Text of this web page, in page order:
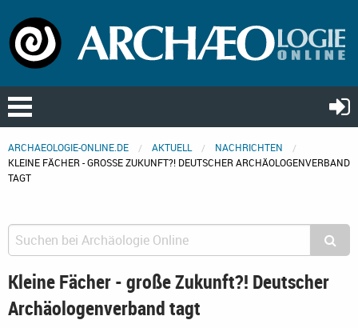
ARCHAEOLOGIE-ONLINE.DE AKTUELL
NACHRICHTEN
KLEINE FÄCHER - GROSSE ZUKUNFT?! DEUTSCHER ARCHÄOLOGENVERBAND T
AGT
Kleine Fächer - große Zukunft?! Deutscher
Archäologenverband tagt